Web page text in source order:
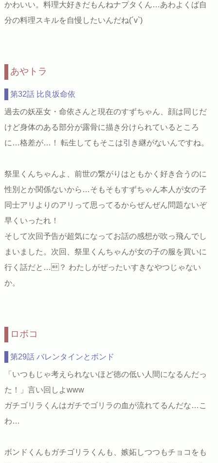
かわいい。料理大好きだもんねナプタくん…あわよくば自
分の料理スキルを自慢したいんだね(´v`)
あやトラ
第32話 比良坂命依
過去の妖巫女・命依さんと現在のすずちゃん、顔は同じだ
けど身体のある部分が露骨に描き分けられているところ
に…格差が…！ 転生してもそこは引き継がないんですね。
祭里くんちゃんよ、前世の繋がりはともかく好き合うのに
性別とか関係ないから…そもそもすずちゃん本人が女の子
同士アリよりのアリって思ってるからぜんぜん問題ないぞ
早くいったれ！
そして次回予告が超気になってお話の感想が吹っ飛んでし
まいました。次回、祭里くんちゃんが女の子の服を買いに
行く話だと…？ わたしがぜったいすきなやつじゃない
か。
ロボコ
第29話 バレンタインとボンド
「いつもじゃ考えられないほど徳の低い人間になるんだっ
た！」言い回しよwww
ガチゴリラくんはガチでゴリラの血が流れてるんだな…こ
わ…
ボンドくんもガチゴリラくんも、嫉妬しつつもチョコをも